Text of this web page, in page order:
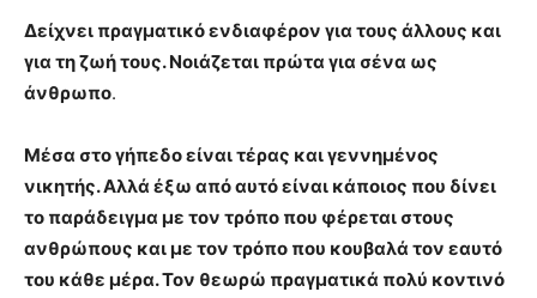
Δείχνει πραγματικό ενδιαφέρον για τους άλλους και
για τη ζωή τους. Νοιάζεται πρώτα για σένα ως
άνθρωπο.
Μέσα στο γήπεδο είναι τέρας και γεννημένος
νικητής. Αλλά έξω από αυτό είναι κάποιος που δίνει
το παράδειγμα με τον τρόπο που φέρεται στους
ανθρώπους και με τον τρόπο που κουβαλά τον εαυτό
του κάθε μέρα. Τον θεωρώ πραγματικά πολύ κοντινό